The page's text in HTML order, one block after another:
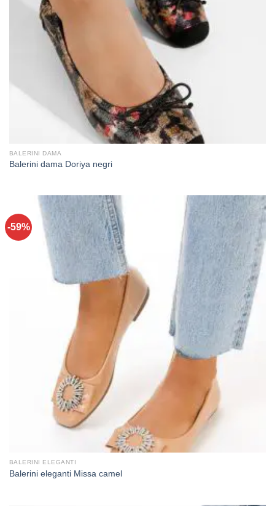
BALERINI DAMA
Balerini dama Doriya negri
-59%
BALERINI ELEGANTI
Balerini eleganti Missa camel